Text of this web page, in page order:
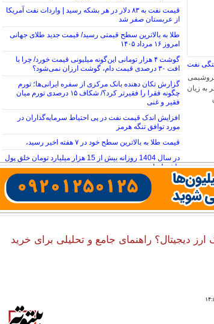
پتروشیمی
به زیان
قیمت نفت به ۸۳ دلار در هر بشکه رسید | واردات نفت آمریکا
از عربستان صفر شد
طلا به بالاترین سطح قیمتی رسید/ قیمت جدید طلای جهانی
امروز ۱۶ مرداد ۱۴۰۵
گوشت ۴ هزار تومانی این‌گونه میلیونی قیمت خورد/ چرا با
افت ۳۰ درصدی قیمت دام، گوشت ارزان نمی‌شود؟
گزارش تکان‌ دهنده بانک مرکزی از سفره ایرانی‌ها؛ تورم
چگونه فقرا را فقیرتر کرد؟/ شکاف ۱۵ درصدی تورم میان
فقیر و غنی
افزایش اندک قیمت نفت در پی احتیاط سرمایه‌گذاران در
مورد توافق تنگه هرمز
قیمت طلا به بالاترین سطح خود در ۷ هفته اخیر رسید،
در سال 1404 روزانه بیش از 15 هزار میلیارد تومان خلق پول
داشته‌ایم!
ارز دیجیتال؟ راهنمای جامع و تحلیلی برای خرید